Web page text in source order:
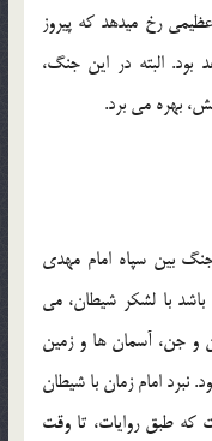
رخ میدهد که پیروز
بود. البته در این جنگ،
بهره می برد.
بین سپاه امام مهدی
با لشکر شیطان، می
و جن، آسمان ها و زمین
امام زمان با شیطان
که طبق روایات، تا وقت